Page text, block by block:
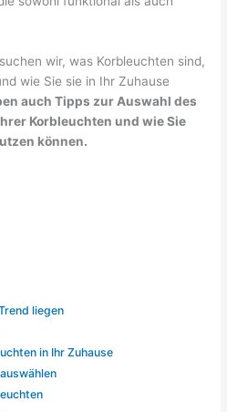
wir, was Korbleuchten sind,
wie Sie sie in Ihr Zuhause
auch Tipps zur Auswahl des
Korbleuchten und wie Sie
können.
liegen
in Ihr Zuhause